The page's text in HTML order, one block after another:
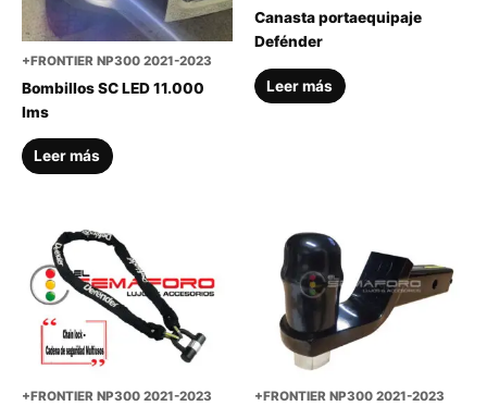
+FRONTIER NP300 2021-2023
Bombillos SC LED 11.000
lms
Leer más
Canasta portaequipaje
Defénder
Leer más
+FRONTIER NP300 2021-2023 +FRONTIER NP300 2021-2023